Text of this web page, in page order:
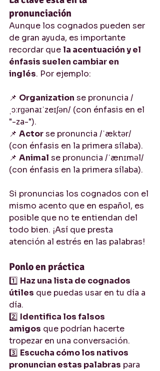
pronunciación
Aunque los cognados pueden ser
de gran ayuda, es importante
recordar que la acentuación y el
énfasis suelen cambiar en
inglés. Por ejemplo:
📌 Organization se pronuncia /
ˌɔːrɡənaɪˈzeɪʃən/ (con énfasis en el
"-za-").
📌 Actor se pronuncia /ˈæktər/
(con énfasis en la primera sílaba).
📌 Animal se pronuncia /ˈænɪməl/
(con énfasis en la primera sílaba).
Si pronuncias los cognados con el
mismo acento que en español, es
posible que no te entiendan del
todo bien. ¡Así que presta
atención al estrés en las palabras!
Ponlo en práctica
1️⃣ Haz una lista de cognados
útiles que puedas usar en tu día a
día.
2️⃣ Identifica los falsos
amigos que podrían hacerte
tropezar en una conversación.
3️⃣ Escucha cómo los nativos
pronuncian estas palabras para